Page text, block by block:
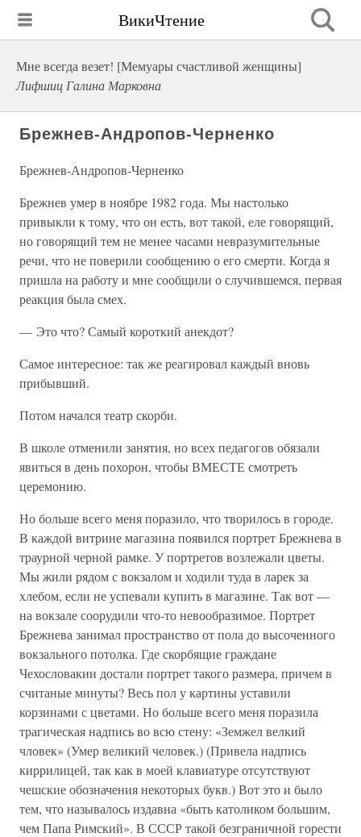
ВикиЧтение
Мне всегда везет! [Мемуары счастливой женщины]
Лифшиц Галина Марковна
Брежнев-Андропов-Черненко
Брежнев-Андропов-Черненко
Брежнев умер в ноябре 1982 года. Мы настолько
привыкли к тому, что он есть, вот такой, еле говорящий,
но говорящий тем не менее часами невразумительные
речи, что не поверили сообщению о его смерти. Когда я
пришла на работу и мне сообщили о случившемся, первая
реакция была смех.
— Это что? Самый короткий анекдот?
Самое интересное: так же реагировал каждый вновь
прибывший.
Потом начался театр скорби.
В школе отменили занятия, но всех педагогов обязали
явиться в день похорон, чтобы ВМЕСТЕ смотреть
церемонию.
Но больше всего меня поразило, что творилось в городе.
В каждой витрине магазина появился портрет Брежнева в
траурной черной рамке. У портретов возлежали цветы.
Мы жили рядом с вокзалом и ходили туда в ларек за
хлебом, если не успевали купить в магазине. Так вот —
на вокзале соорудили что-то невообразимое. Портрет
Брежнева занимал пространство от пола до высоченного
вокзального потолка. Где скорбящие граждане
Чехословакии достали портрет такого размера, причем в
считаные минуты? Весь пол у картины уставили
корзинами с цветами. Но больше всего меня поразила
трагическая надпись во всю стену: «Земжел велкий
чловек» (Умер великий человек.) (Привела надпись
киррилицей, так как в моей клавиатуре отсутствуют
чешские обозначения некоторых букв.) Вот это и было
тем, что называлось издавна «быть католиком большим,
чем Папа Римский». В СССР такой безграничной горести